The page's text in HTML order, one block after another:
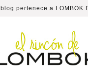
blog pertenece a LOMBOK